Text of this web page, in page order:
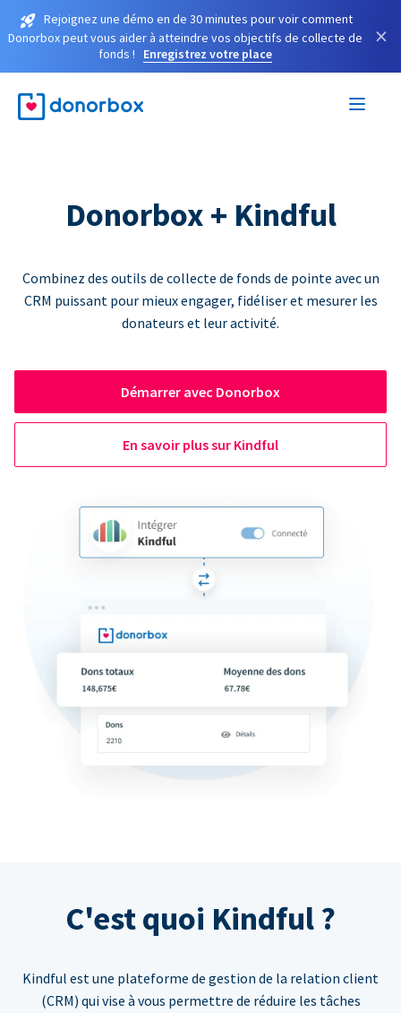
Rejoignez une démo en de 30 minutes pour voir comment
Donorbox peut vous aider à atteindre vos objectifs de collecte de
fonds !
Enregistrez votre place
×
Donorbox + Kindful
Combinez des outils de collecte de fonds de pointe avec un
CRM puissant pour mieux engager, fidéliser et mesurer les
donateurs et leur activité.
Démarrer avec Donorbox
En savoir plus sur Kindful
C'est quoi Kindful ?
Kindful est une plateforme de gestion de la relation client
(CRM) qui vise à vous permettre de réduire les tâches